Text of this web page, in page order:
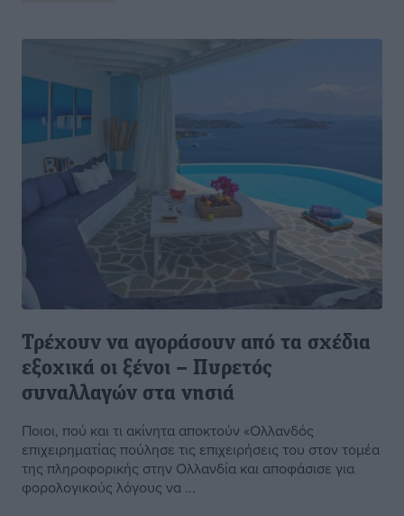
Τρέχουν να αγοράσουν από τα σχέδια
εξοχικά οι ξένοι – Πυρετός
συναλλαγών στα νησιά
Ποιοι, πού και τι ακίνητα αποκτούν «Ολλανδός
επιχειρηματίας πούλησε τις επιχειρήσεις του στον τομέα
της πληροφορικής στην Ολλανδία και αποφάσισε για
φορολογικούς λόγους να ...